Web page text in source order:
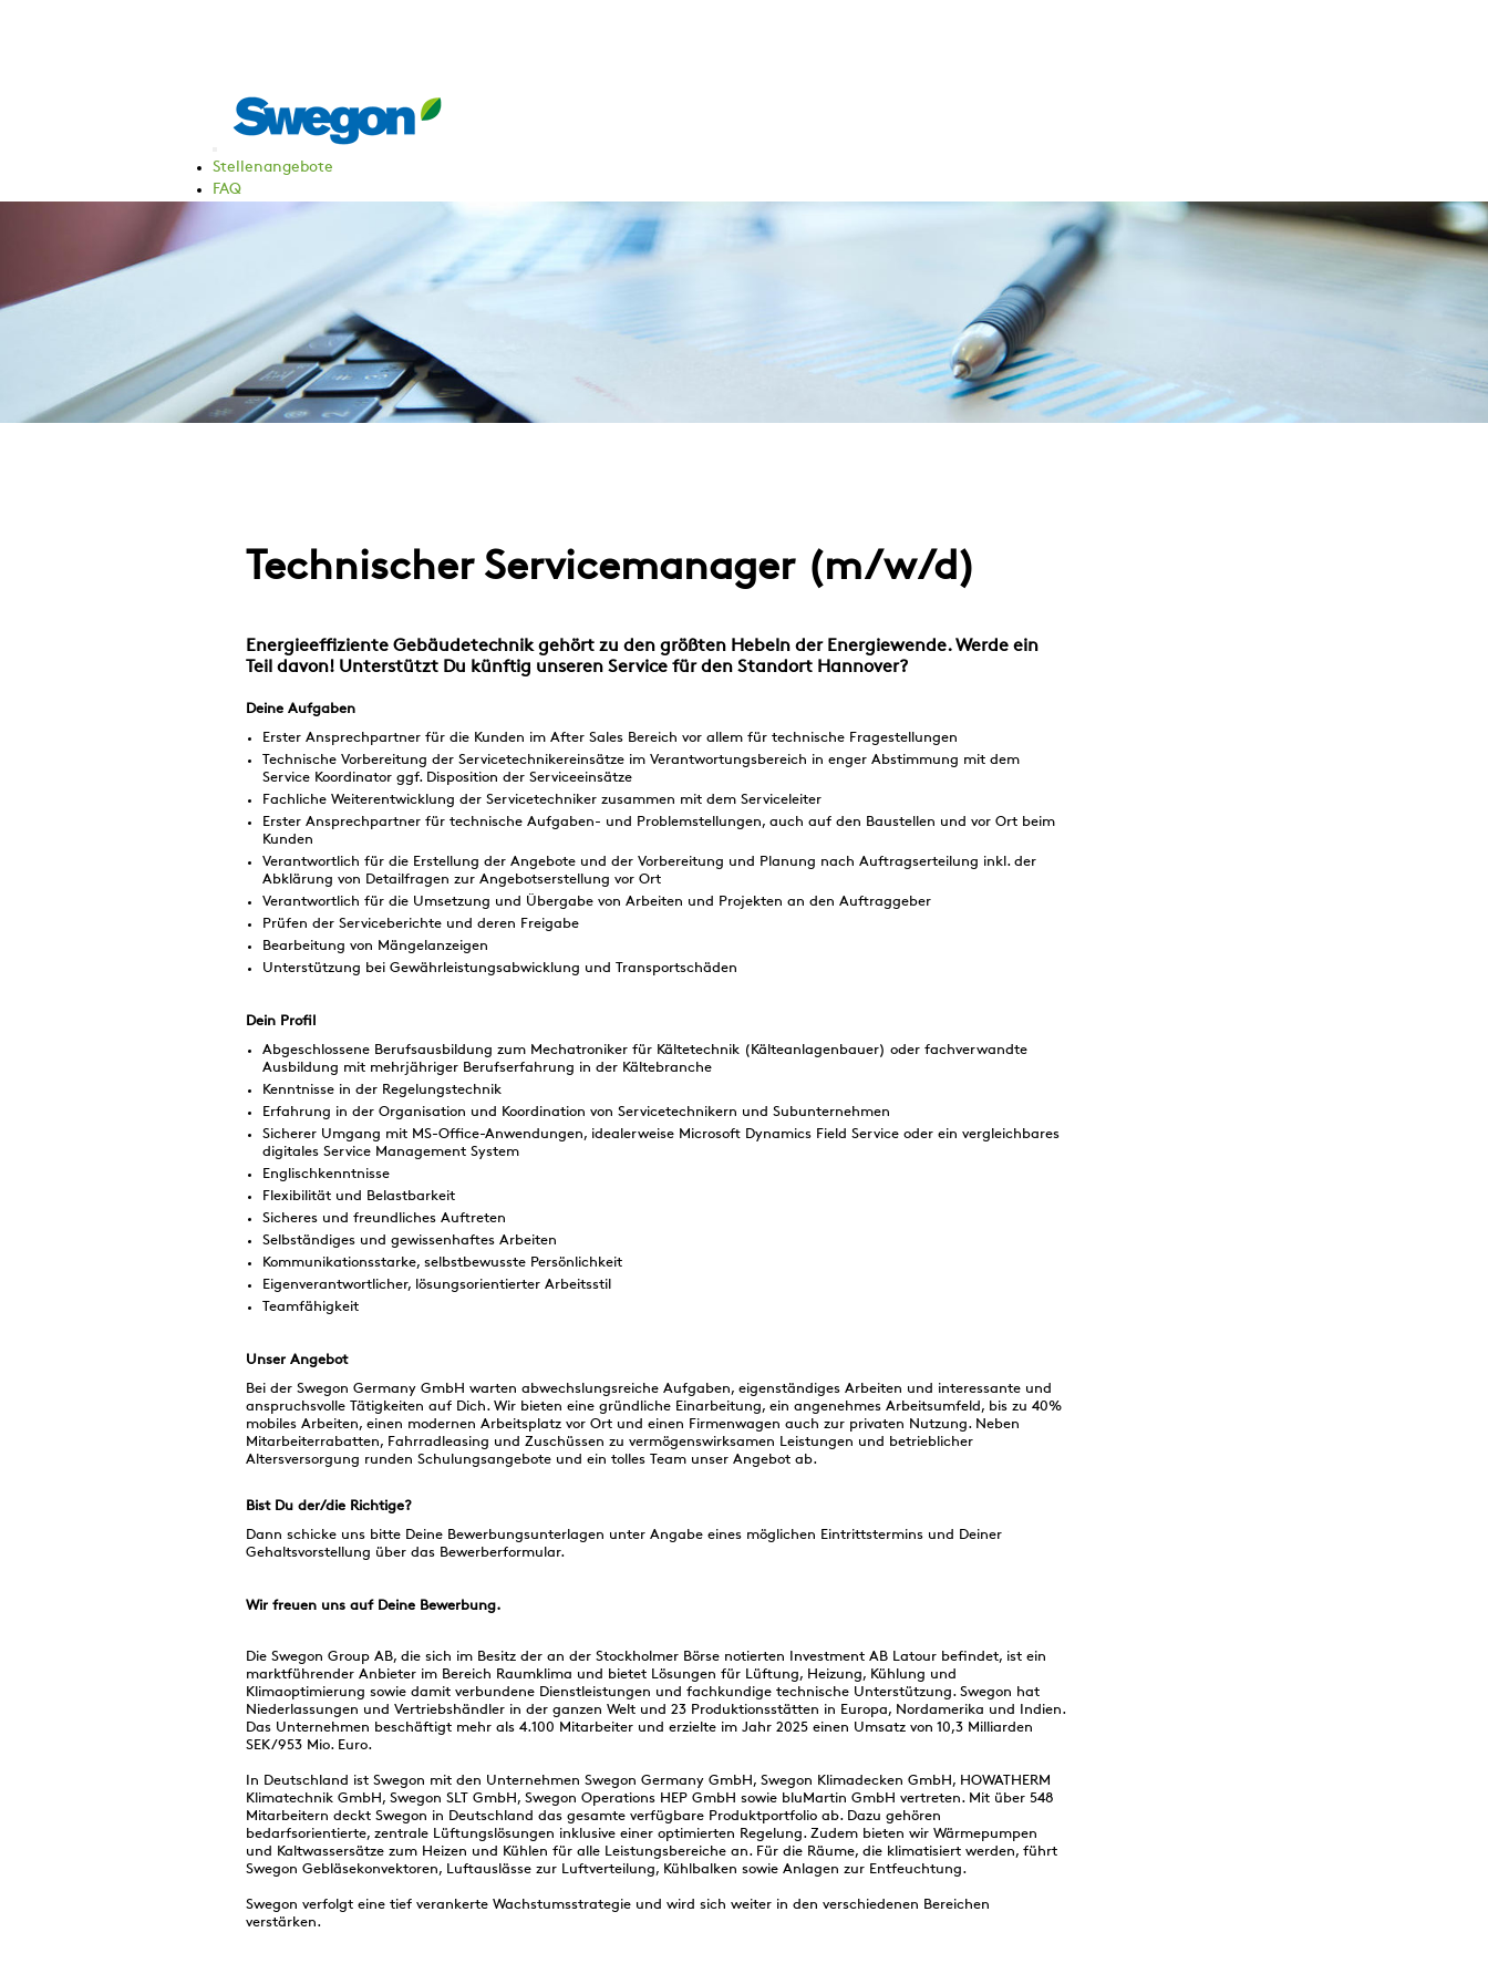
Stellenangebote
FAQ
Technischer Servicemanager (m/w/d)
Energieeffiziente Gebäudetechnik gehört zu den größten Hebeln der Energiewende. Werde ein
Teil davon! Unterstützt Du künftig unseren Service für den Standort Hannover?
Deine Aufgaben
Erster Ansprechpartner für die Kunden im After Sales Bereich vor allem für technische Fragestellungen
Technische Vorbereitung der Servicetechnikereinsätze im Verantwortungsbereich in enger Abstimmung mit dem
Service Koordinator ggf. Disposition der Serviceeinsätze
Fachliche Weiterentwicklung der Servicetechniker zusammen mit dem Serviceleiter
Erster Ansprechpartner für technische Aufgaben- und Problemstellungen, auch auf den Baustellen und vor Ort beim
Kunden
Verantwortlich für die Erstellung der Angebote und der Vorbereitung und Planung nach Auftragserteilung inkl. der
Abklärung von Detailfragen zur Angebotserstellung vor Ort
Verantwortlich für die Umsetzung und Übergabe von Arbeiten und Projekten an den Auftraggeber
Prüfen der Serviceberichte und deren Freigabe
Bearbeitung von Mängelanzeigen
Unterstützung bei Gewährleistungsabwicklung und Transportschäden
Dein Profil
Abgeschlossene Berufsausbildung zum Mechatroniker für Kältetechnik (Kälteanlagenbauer) oder fachverwandte
Ausbildung mit mehrjähriger Berufserfahrung in der Kältebranche
Kenntnisse in der Regelungstechnik
Erfahrung in der Organisation und Koordination von Servicetechnikern und Subunternehmen
Sicherer Umgang mit MS-Office-Anwendungen, idealerweise Microsoft Dynamics Field Service oder ein vergleichbares
digitales Service Management System
Englischkenntnisse
Flexibilität und Belastbarkeit
Sicheres und freundliches Auftreten
Selbständiges und gewissenhaftes Arbeiten
Kommunikationsstarke, selbstbewusste Persönlichkeit
Eigenverantwortlicher, lösungsorientierter Arbeitsstil
Teamfähigkeit
Unser Angebot
Bei der Swegon Germany GmbH warten abwechslungsreiche Aufgaben, eigenständiges Arbeiten und interessante und
anspruchsvolle Tätigkeiten auf Dich. Wir bieten eine gründliche Einarbeitung, ein angenehmes Arbeitsumfeld, bis zu 40%
mobiles Arbeiten, einen modernen Arbeitsplatz vor Ort und einen Firmenwagen auch zur privaten Nutzung. Neben
Mitarbeiterrabatten, Fahrradleasing und Zuschüssen zu vermögenswirksamen Leistungen und betrieblicher
Altersversorgung runden Schulungsangebote und ein tolles Team unser Angebot ab.
Bist Du der/die Richtige?
Dann schicke uns bitte Deine Bewerbungsunterlagen unter Angabe eines möglichen Eintrittstermins und Deiner
Gehaltsvorstellung über das Bewerberformular.
Wir freuen uns auf Deine Bewerbung.
Die Swegon Group AB, die sich im Besitz der an der Stockholmer Börse notierten Investment AB Latour befindet, ist ein
marktführender Anbieter im Bereich Raumklima und bietet Lösungen für Lüftung, Heizung, Kühlung und
Klimaoptimierung sowie damit verbundene Dienstleistungen und fachkundige technische Unterstützung. Swegon hat
Niederlassungen und Vertriebshändler in der ganzen Welt und 23 Produktionsstätten in Europa, Nordamerika und Indien.
Das Unternehmen beschäftigt mehr als 4.100 Mitarbeiter und erzielte im Jahr 2025 einen Umsatz von 10,3 Milliarden
SEK/953 Mio. Euro.
In Deutschland ist Swegon mit den Unternehmen Swegon Germany GmbH, Swegon Klimadecken GmbH, HOWATHERM
Klimatechnik GmbH, Swegon SLT GmbH, Swegon Operations HEP GmbH sowie bluMartin GmbH vertreten. Mit über 548
Mitarbeitern deckt Swegon in Deutschland das gesamte verfügbare Produktportfolio ab. Dazu gehören
bedarfsorientierte, zentrale Lüftungslösungen inklusive einer optimierten Regelung. Zudem bieten wir Wärmepumpen
und Kaltwassersätze zum Heizen und Kühlen für alle Leistungsbereiche an. Für die Räume, die klimatisiert werden, führt
Swegon Gebläsekonvektoren, Luftauslässe zur Luftverteilung, Kühlbalken sowie Anlagen zur Entfeuchtung.
Swegon verfolgt eine tief verankerte Wachstumsstrategie und wird sich weiter in den verschiedenen Bereichen
verstärken.